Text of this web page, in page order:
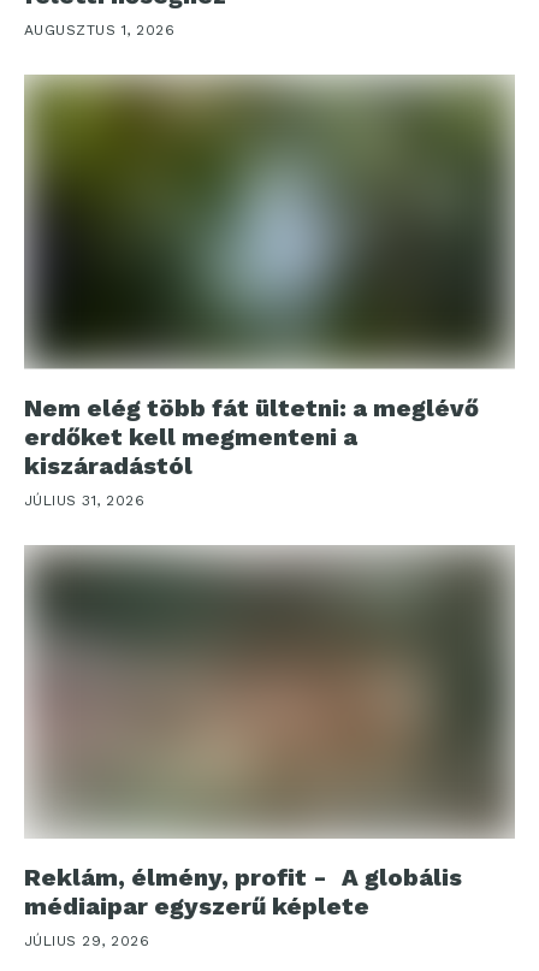
AUGUSZTUS 1, 2026
Nem elég több fát ültetni: a meglévő
erdőket kell megmenteni a
kiszáradástól
JÚLIUS 31, 2026
Reklám, élmény, profit - A globális
médiaipar egyszerű képlete
JÚLIUS 29, 2026